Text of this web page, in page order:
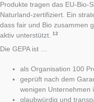
Produkte tragen das EU-Bio-
Naturland-zertifiziert. Ein
dass fair und Bio zusammen
aktiv unterstützt.
12
Die GEPA ist …
als Organisation 100
geprüft nach dem
wenigen Unternehmen
glaubwürdig und